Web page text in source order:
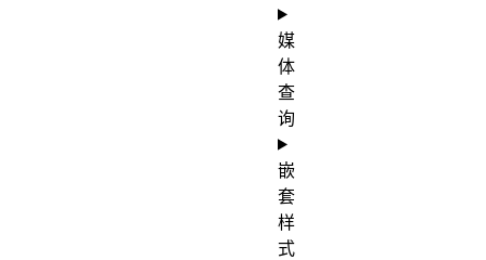
媒
体
查
询
嵌
套
样
式